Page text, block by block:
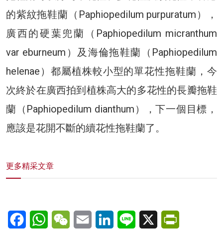
的紫紋拖鞋蘭（Paphiopedilum purpuratum），
廣西的硬葉兜蘭（Paphiopedilum micranthum
var eburneum）及海倫拖鞋蘭（Paphiopedilum
helenae）都屬植株較小型的單花性拖鞋蘭，今
次終於在廣西拍到植株高大的多花性的長瓣拖鞋
蘭（Paphiopedilum dianthum），下一個目標，
應該是花開不斷的續花性拖鞋蘭了。
更多精采文章
FacebookWhatsAppWeChatEmail LinkedInLine X